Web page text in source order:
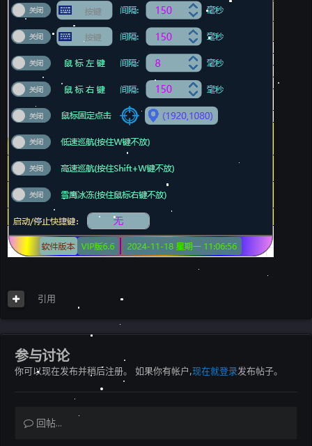
引用
参与讨论
你可以现在发布并稍后注册。 如果你有帐户,现在就登录发布帖子。
回帖...